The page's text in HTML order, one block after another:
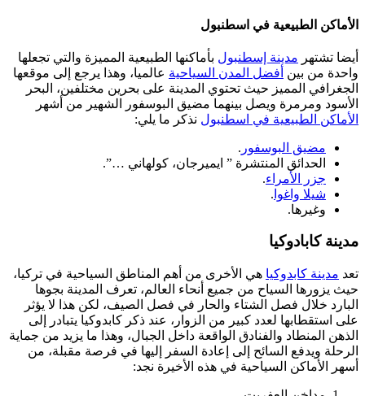
الأماكن الطبيعية في اسطنبول
أيضا تشتهر مدينة إسطنبول بأماكنها الطبيعية المميزة والتي تجعلها
واحدة من بين أفضل المدن السياحية عالميا، وهذا يرجع إلى موقعها
الجغرافي المميز حيث تحتوي المدينة على بحرين مختلفين، البحر
الأسود ومرمرة ويصل بينهما مضيق البوسفور الشهير من أشهر
الأماكن الطبيعية في اسطنبول نذكر ما يلي:
مضيق البوسفور .
الحدائق المنتشرة ” ايميرجان، كولهاني …”.
جزر الأمراء.
شيلا واغوا .
وغيرها.
مدينة كابادوكيا
تعد مدينة كابدوكيا هي الأخرى من أهم المناطق السياحية في تركيا،
حيث يزورها السياح من جميع أنحاء العالم، تعرف المدينة بجوها
البارد خلال فصل الشتاء والحار في فصل الصيف، لكن هذا لا يؤثر
على استقطابها لعدد كبير من الزوار، عند ذكر كابدوكيا يتبادر إلى
الذهن المنطاد والفنادق الواقعة داخل الجبال، وهذا ما يزيد من جماية
الرحلة ويدفع السائح إلى إعادة السفر إليها في فرصة مقبلة، من
أسهر الأماكن السياحية في هذه الأخيرة نجد: